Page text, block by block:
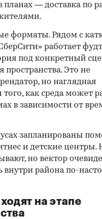
планах — доставка по
форматы. Рядом с
работает
под конкретный
пространства. Это не
но наглядная
как среда может
в зависимости от
запланированы
и детские центры.
но вектор
внутри района по-
на этапе